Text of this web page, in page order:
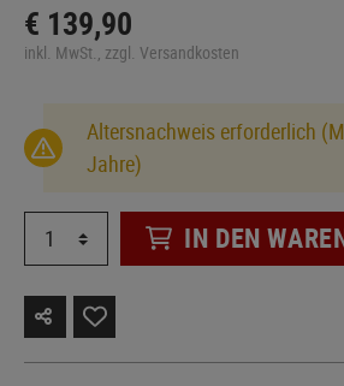
€ 139,90
inkl. MwSt., zzgl. Versandkosten
Altersnachweis erforderlich
Jahre)
IN DEN